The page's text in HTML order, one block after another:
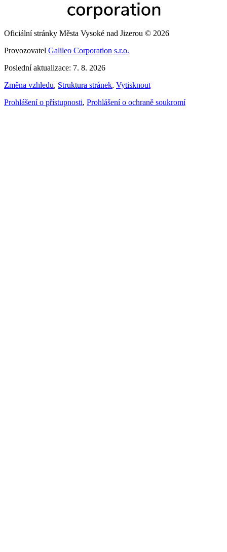
Oficiální stránky Města Vysoké nad Jizerou © 2026
Provozovatel Galileo Corporation s.r.o.
Poslední aktualizace: 7. 8. 2026
Změna vzhledu, Struktura stránek, Vytisknout
Prohlášení o přístupnosti, Prohlášení o ochraně soukromí